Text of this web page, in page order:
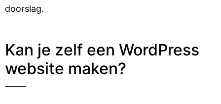
doorslag.
Kan je zelf een WordPress
website maken?